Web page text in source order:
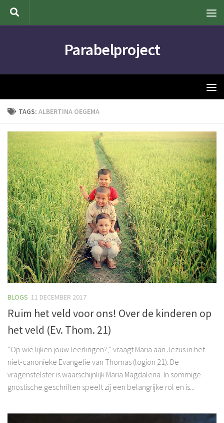
Doorgaan naar inhoud
Parabelproject
TAGS: ALBERTINA OEGEMA
BLOGS 11 DECEMBER 2017
Ruim het veld voor ons! Over de kinderen op
het veld (Ev. Thom. 21)
“Op wie lijken jouw leerlingen?,” vraagt Maria aan Jezus in het
niet-canonieke Evangelie van Thomas (logion 21). De
vragenstelster is waarschijnlijk Maria Magdalena. In sommige
gnostische geschriften speelt zij een belangrijke rol en is...